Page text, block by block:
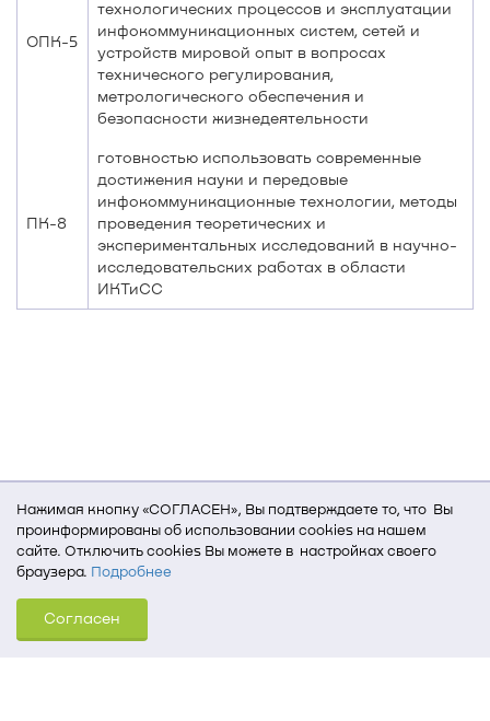
Нажимая кнопку «СОГЛАСЕН», Вы подтверждаете то, что Вы
проинформированы об использовании cookies на нашем
сайте. Отключить cookies Вы можете в настройках своего
браузера. Подробнее
Для того, чтобы мы могли качественно предоставить Вам
услуги, мы используем cookies, которые сохраняются
на Вашем компьютере (Сведения о местоположении; ip-адрес;
Согласен
ОПК-5
технологических процессов и эксплуатации
инфокоммуникационных систем, сетей и
устройств мировой опыт в вопросах
технического регулирования,
метрологического обеспечения и
безопасности жизнедеятельности
ПК-8
готовностью использовать современные
достижения науки и передовые
инфокоммуникационные технологии, методы
проведения теоретических и
экспериментальных исследований в научно-
исследовательских работах в области
ИКТиСС